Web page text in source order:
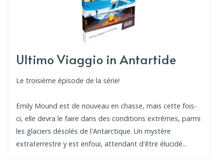
Ultimo Viaggio in Antartide
Le troisième épisode de la série!
Emily Mound est de nouveau en chasse, mais cette fois-
ci, elle devra le faire dans des conditions extrêmes, parmi
les glaciers désolés de l'Antarctique. Un mystère
extraterrestre y est enfoui, attendant d'être élucidé...